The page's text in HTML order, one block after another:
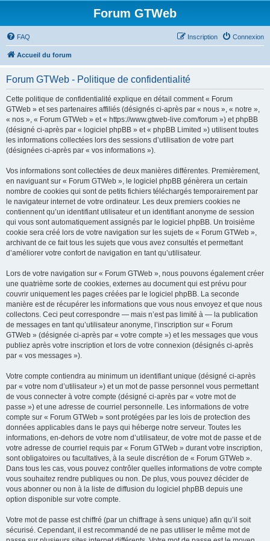
Forum GTWeb
FAQ Connexion
Inscription
Accueil du forum
Forum GTWeb - Politique de confidentialité
Cette politique de confidentialité explique en détail comment « Forum
GTWeb » et ses partenaires affiliés (désignés ci-après par « nous », « notre »,
« nos », « Forum GTWeb » et « https://www.gtweb-live.com/forum ») et phpBB
(désigné ci-après par « logiciel phpBB » et « phpBB Limited ») utilisent toutes
les informations collectées lors des sessions d’utilisation de votre part
(désignées ci-après par « vos informations »).
Vos informations sont collectées de deux manières différentes. Premièrement,
en naviguant sur « Forum GTWeb », le logiciel phpBB génèrera un certain
nombre de cookies qui sont de petits fichiers téléchargés temporairement par
le navigateur internet de votre ordinateur. Les deux premiers cookies ne
contiennent qu’un identifiant utilisateur et un identifiant anonyme de session
qui vous sont automatiquement assignés par le logiciel phpBB. Un troisième
cookie sera créé lors de votre navigation sur les sujets de « Forum GTWeb »,
archivant de ce fait tous les sujets que vous avez consultés et permettant
d’améliorer votre confort de navigation en tant qu’utilisateur.
Lors de votre navigation sur « Forum GTWeb », nous pouvons également créer
une quatrième sorte de cookies, externes au document qui est prévu pour
couvrir uniquement les pages créées par le logiciel phpBB. La seconde
manière est de récupérer les informations que vous nous envoyez et que nous
collectons. Ceci peut correspondre — mais n’est pas limité à — la publication
de messages en tant qu’utilisateur anonyme, l’inscription sur « Forum
GTWeb » (désignée ci-après par « votre compte ») et les messages que vous
publiez après votre inscription et lors de votre connexion (désignés ci-après
par « vos messages »).
Votre compte contiendra au minimum un identifiant unique (désigné ci-après
par « votre nom d’utilisateur ») et un mot de passe personnel vous permettant
de vous connecter à votre compte (désigné ci-après par « votre mot de
passe ») et une adresse de courriel personnelle. Les informations de votre
compte sur « Forum GTWeb » sont protégées par les lois de protection des
données applicables dans le pays qui héberge notre serveur. Toutes les
informations, en-dehors de votre nom d’utilisateur, de votre mot de passe et de
votre adresse de courriel requis par « Forum GTWeb » durant votre inscription,
sont obligatoires ou facultatives, à la seule discrétion de « Forum GTWeb ».
Dans tous les cas, vous pouvez contrôler quelles informations de votre compte
vous souhaitez rendre publiques ou non. De plus, vous pouvez décider de
vous abonner ou non à la liste de diffusion du logiciel phpBB depuis une
option disponible sur votre compte.
Votre mot de passe est chiffré (par un chiffrage à sens unique) afin qu’il soit
sécurisé. Cependant, il est recommandé de ne pas utiliser le même mot de